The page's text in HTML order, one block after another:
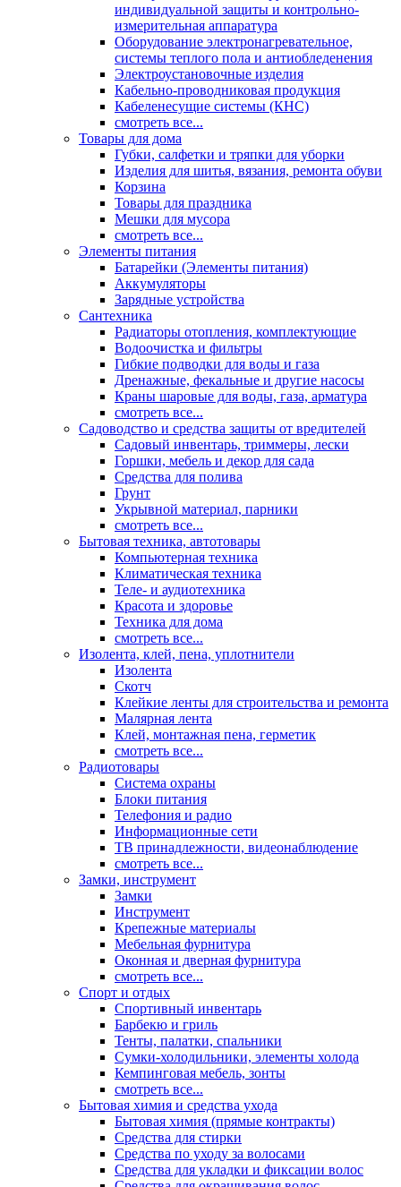
индивидуальной защиты и контрольно-
измерительная аппаратура
Оборудование электронагревательное,
системы теплого пола и антиобледенения
Электроустановочные изделия
Кабельно-проводниковая продукция
Кабеленесущие системы (КНС)
смотреть все...
Товары для дома
Губки, салфетки и тряпки для уборки
Изделия для шитья, вязания, ремонта обуви
Корзина
Товары для праздника
Мешки для мусора
смотреть все...
Элементы питания
Батарейки (Элементы питания)
Аккумуляторы
Зарядные устройства
Сантехника
Радиаторы отопления, комплектующие
Водоочистка и фильтры
Гибкие подводки для воды и газа
Дренажные, фекальные и другие насосы
Краны шаровые для воды, газа, арматура
смотреть все...
Садоводство и средства защиты от вредителей
Садовый инвентарь, триммеры, лески
Горшки, мебель и декор для сада
Средства для полива
Грунт
Укрывной материал, парники
смотреть все...
Бытовая техника, автотовары
Компьютерная техника
Климатическая техника
Теле- и аудиотехника
Красота и здоровье
Техника для дома
смотреть все...
Изолента, клей, пена, уплотнители
Изолента
Скотч
Клейкие ленты для строительства и ремонта
Малярная лента
Клей, монтажная пена, герметик
смотреть все...
Радиотовары
Система охраны
Блоки питания
Телефония и радио
Информационные сети
ТВ принадлежности, видеонаблюдение
смотреть все...
Замки, инструмент
Замки
Инструмент
Крепежные материалы
Мебельная фурнитура
Оконная и дверная фурнитура
смотреть все...
Спорт и отдых
Спортивный инвентарь
Барбекю и гриль
Тенты, палатки, спальники
Сумки-холодильники, элементы холода
Кемпинговая мебель, зонты
смотреть все...
Бытовая химия и средства ухода
Бытовая химия (прямые контракты)
Средства для стирки
Средства по уходу за волосами
Средства для укладки и фиксации волос